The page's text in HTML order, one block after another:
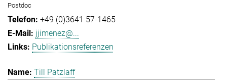
Postdoc
+49 (0)3641 57-1465
jjimenez@...
Publikationsreferenzen
Till Patzlaff